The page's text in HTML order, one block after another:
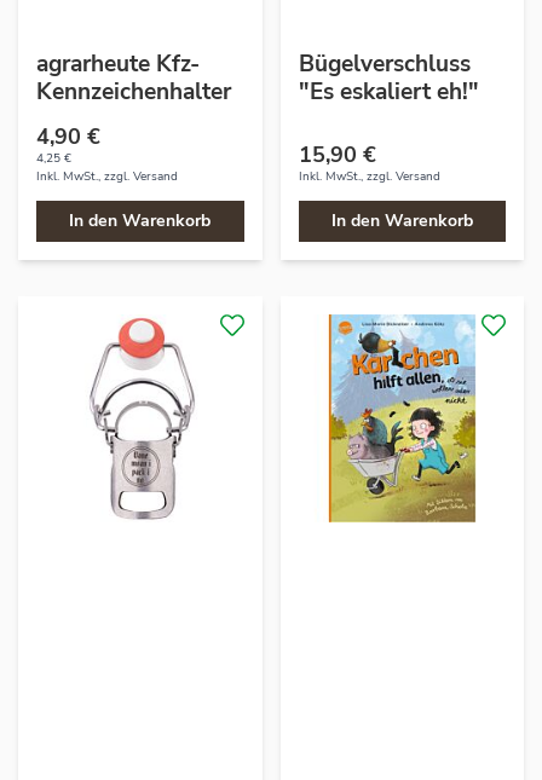
agrarheute Kfz-
Kennzeichenhalter
4,90 €
4,25 €
Inkl. MwSt., zzgl. Versand
In den Warenkorb
Bügelverschluss
"Es eskaliert eh!"
15,90 €
Inkl. MwSt., zzgl. Versand
In den Warenkorb